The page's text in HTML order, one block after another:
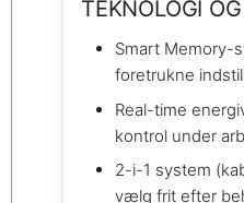
TEKNOLOGI
Smart Memory-
foretrukne
Real-time
kontrol under
2-i-1 system
vælg frit efter